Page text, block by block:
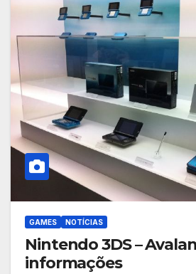
GAMES NOTÍCIAS
Nintendo 3DS –
informações